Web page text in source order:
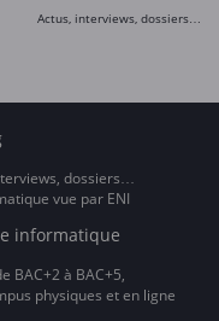
Actus, interviews, dossiers…
dossiers…
vue par ENI
informatique
BAC+2 à BAC+5,
physiques et en ligne